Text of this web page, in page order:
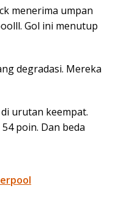
menerima umpan
Gol ini menutup
degradasi. Mereka
urutan keempat.
poin. Dan beda